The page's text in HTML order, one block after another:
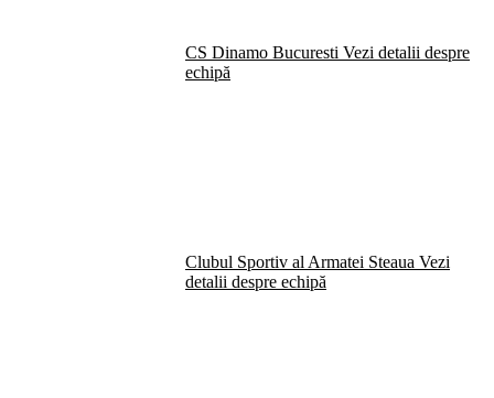
CS Dinamo Bucuresti Vezi detalii despre
echipă
Clubul Sportiv al Armatei Steaua Vezi
detalii despre echipă